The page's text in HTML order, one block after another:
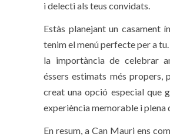
i delecti als teus convidats.
Estàs planejant un casament
tenim el menú perfecte per a
la importància de celebrar
éssers estimats més propers,
creat una opció especial que
experiència memorable i plena
En resum, a Can Mauri ens